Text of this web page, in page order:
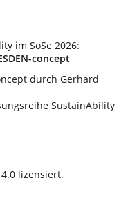
im SoSe 2026:
concept
durch Gerhard
SustainAbility
lizensiert.